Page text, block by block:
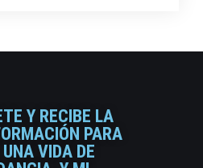
Y RECIBE LA
PARA
VIDA DE